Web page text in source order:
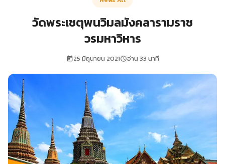
วัดพระเชตุพนวิมลมังคลารามราช
วรมหาวิหาร
25 มิถุนายน 2021 อ่าน 33 นาที